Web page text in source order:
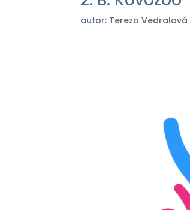
autor: Tereza Vedralová